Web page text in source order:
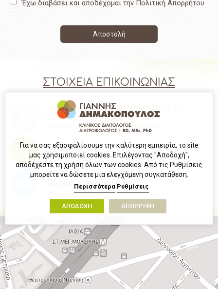
Έχω διαβάσει και αποδέχομαι την Πολιτική Απορρήτου
ΣΤΟΙΧΕΙΑ ΕΠΙΚΟΙΝΩΝΙΑΣ
Ηριδανού 6 (Ισόγειο), Αθήνα 115 28
λεπτά από το μετρό Μέγαρο
Μουσικής, κοντά στο Κολωνάκι)
211 4043273
Φόρμα Επικοινωνίας
Για να σας εξασφαλίσουμε την καλύτερη εμπειρία, το site
μας χρησιμοποιεί cookies. Επιλέγοντας "Αποδοχή",
αποδέχεστε τη χρήση όλων των cookies. Από τις Ρυθμίσεις
μπορείτε να δώσετε μια ελεγχόμενη συγκατάθεση.
Περισσότερα Ρυθμίσεις
ΑΠΟΔΟΧΗ ΑΠΟΡΡΙΨΗ